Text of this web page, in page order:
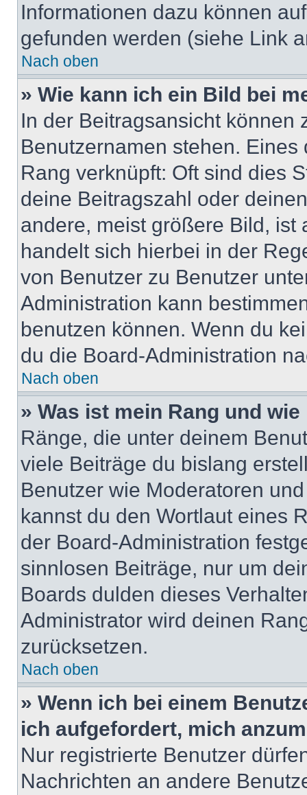
Informationen dazu können
gefunden werden (siehe Link
Nach oben
» Wie kann ich ein Bild bei
In der Beitragsansicht können
Benutzernamen stehen.
Rang verknüpft: Oft sind dies
deine Beitragszahl oder
andere, meist größere Bild, ist
handelt sich hierbei in der
von Benutzer zu Benutzer
Administration kann
benutzen können. Wenn du
du die Board-Administration
Nach oben
» Was ist mein Rang und
Ränge, die unter deinem
viele Beiträge du bislang
Benutzer wie Moderatoren
kannst du den Wortlaut eines
der Board-Administration
sinnlosen Beiträge, nur um
Boards dulden dieses
Administrator wird deinen
zurücksetzen.
Nach oben
» Wenn ich bei einem
ich aufgefordert, mich
Nur registrierte Benutzer
Nachrichten an andere